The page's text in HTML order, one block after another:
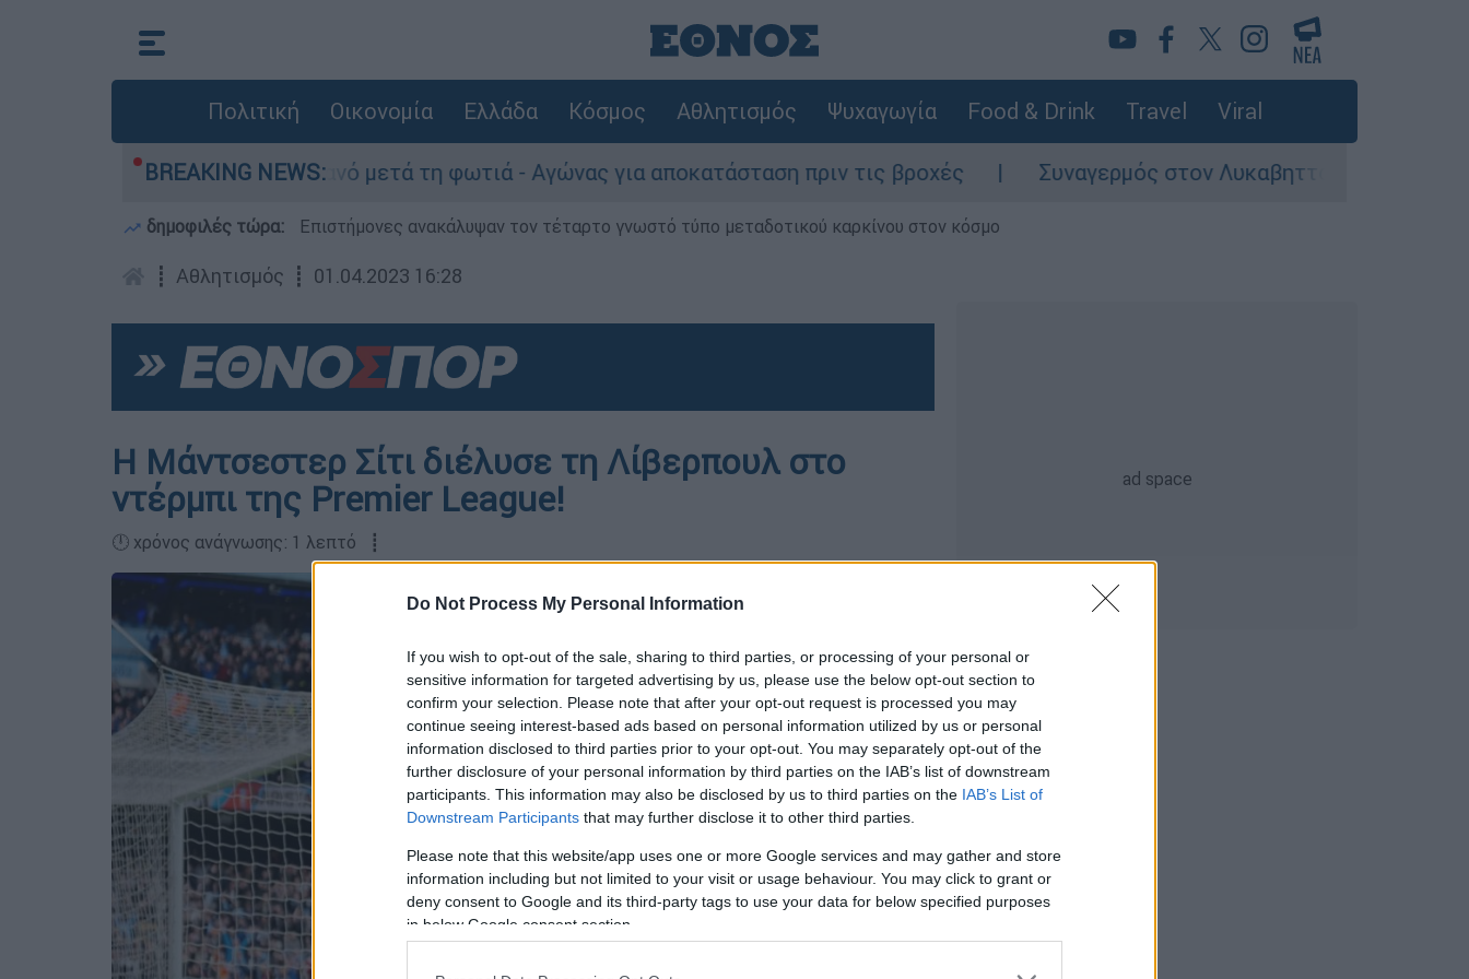
Do Not Process My Personal Information
If you wish to opt-out of the sale, sharing to third parties, or processing of your personal or
sensitive information for targeted advertising by us, please use the below opt-out section to
confirm your selection. Please note that after your opt-out request is processed you may
continue seeing interest-based ads based on personal information utilized by us or personal
information disclosed to third parties prior to your opt-out. You may separately opt-out of the
further disclosure of your personal information by third parties on the IAB’s list of downstream
participants. This information may also be disclosed by us to third parties on the IAB’s List of
Downstream Participants that may further disclose it to other third parties.
Please note that this website/app uses one or more Google services and may gather and store
information including but not limited to your visit or usage behaviour. You may click to grant or
deny consent to Google and its third-party tags to use your data for below specified purposes
in below Google consent section.
Πολιτική Οικονομία Ελλάδα Κόσμος Αθλητισμός Ψυχαγωγία Food & Drink Travel Viral
BREAKING NEWS:
στο Πόρτο Γερμανό μετά τη φωτιά - Αγώνας για αποκατάσταση πριν τις βροχές Συναγερμός στον Λυκαβηττό: Σορός σε
δημοφιλές τώρα: Επιστήμονες ανακάλυψαν τον τέταρτο γνωστό τύπο μεταδοτικού καρκίνου στον κόσμο
┋ Αθλητισμός ┋ 01.04.2023 16:28
Η Μάντσεστερ Σίτι διέλυσε τη Λίβερπουλ στο
ντέρμπι της Premier League!
🕛 χρόνος ανάγνωσης: 1 λεπτό ┋